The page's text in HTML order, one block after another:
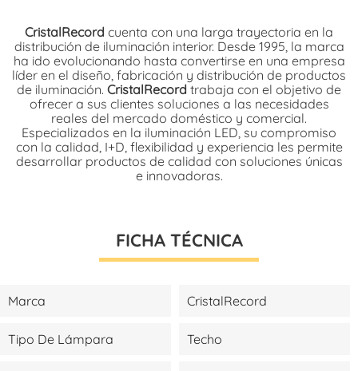
CristalRecord cuenta con una larga trayectoria en la
distribución de iluminación interior. Desde 1995, la marca
ha ido evolucionando hasta convertirse en una empresa
líder en el diseño, fabricación y distribución de productos
de iluminación. CristalRecord trabaja con el objetivo de
ofrecer a sus clientes soluciones a las necesidades
reales del mercado doméstico y comercial.
Especializados en la iluminación LED, su compromiso
con la calidad, I+D, flexibilidad y experiencia les permite
desarrollar productos de calidad con soluciones únicas
e innovadoras.
FICHA TÉCNICA
Marca CristalRecord
Tipo De Lámpara Techo